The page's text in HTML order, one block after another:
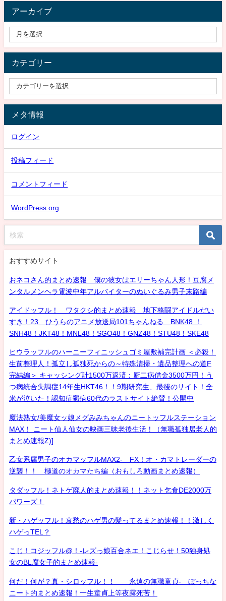
アーカイブ
カテゴリー
メタ情報
ログイン
投稿フィード
コメントフィード
WordPress.org
おすすめサイト
おネコさん的まとめ速報 僕の彼女はエリーちゃん人形！豆腐メ
ンタルメンヘラ電波中年アルバイターのぬいぐるみ男子末路編
アイドッフル！ ワタクシ的まとめ速報 地下格闘アイドルだい
すき！23 ひうらのアニメ放送局101ちゃんねる BNK48 ！
SNH48！JKT48！MNL48！SGO48！GNZ48！STU48！SKE48
ヒウラッフルのハーニーフィニッシュゴミ屋敷補完計画 ＜必殺！
生前整理人！孤立し孤独死からの～特殊清掃・遺品整理への道F
完結編＞ キャッシング計1500万返済：厨二病借金3500万円！う
つ病統合失調症14年生HKT46！！9期研究生、最後のサイト！全
米が泣いた！認知症鬱病60代のラストサイト絶賛！公開中
魔法熟女/美魔女ッ娘メグみみちゃんのニートッフルステーション
MAX！ ニート仙人仙女の映画三昧老後生活！（無職孤独居老人的
まとめ速報Z)]
乙女系腐男子のオカマッフルMAX2- FX！オ・カマトレーダーの
逆襲！！ 極道のオカマたち編（おもしろ動画まとめ速報）
タダッフル！ネトゲ廃人的まとめ速報！！ネット乞食DE2000万
パワーズ！
新・ハゲッフル！哀愁のハゲ男の髪ってるまとめ速報！！激しく
ハゲっTEL？
こじ！コジッフル@！-レズっ娘百合ネエ！こじらせ！50独身処
女のBL腐女子的まとめ速報-
何だ！何が？真・シロッフル！！ 永遠の無職童貞- ぼっちな
ニート的まとめ速報！一生童貞上等夜露死苦！